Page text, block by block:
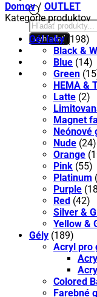
Products
search
vyhľadať
Domov / OUTLET
Kategórie produktov
Gél laky (198)
Black &
Blue (14)
Green
HEMA &
Latte (2)
Magnet
Neónové
Nude (24)
Orange
Pink (55)
Platinum
Purple
Red (42)
Silver &
Yellow &
Gély (189)
Acryl pro
Colored
Farebné